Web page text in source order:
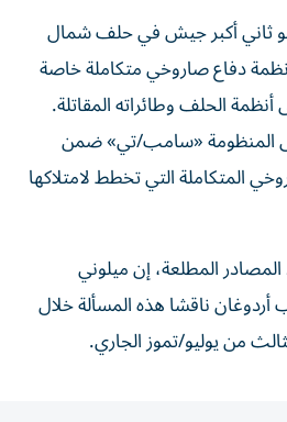
ثاني أكبر جيش في حلف شمال
دفاع صاروخي متكاملة خاصة
الحلف وطائراته المقاتلة.
‌المنظومة «سامب/تي» ضمن
المتكاملة التي تخطط لامتلاكها
المطلعة، إن ميلوني
ناقشا هذه المسألة خلال
من يوليو/تموز الجاري.